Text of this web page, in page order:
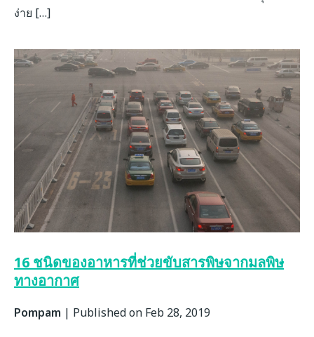
ง่าย […]
16 ชนิดของอาหารที่ช่วยขับสารพิษจากมลพิษ
ทางอากาศ
Pompam | Published on Feb 28, 2019